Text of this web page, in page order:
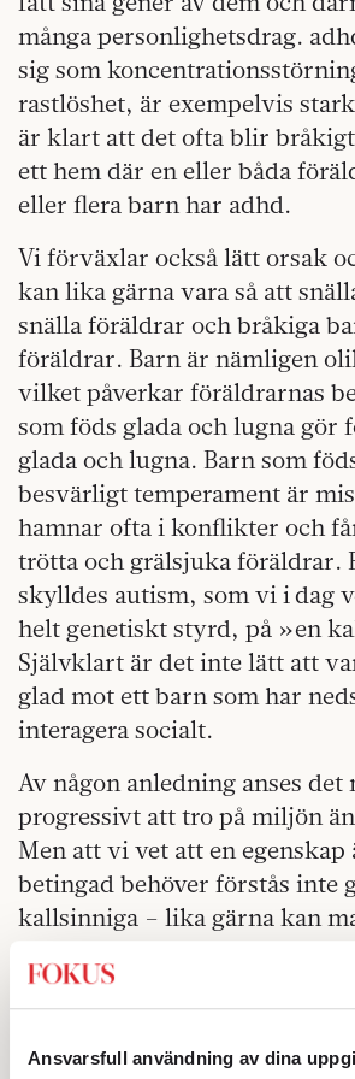
Ansvarsfull användning av dina
många personlighetsdrag.
sig som
rastlöshet, är exempelvis
är klart att det ofta blir
ett hem där en eller båda
eller flera barn har adhd.
Vi förväxlar också lätt orsak
kan lika gärna vara så att
snälla föräldrar och bråkiga
föräldrar. Barn är nämligen
vilket påverkar föräldrarnas
som föds glada och lugna gör
glada och lugna. Barn som
besvärligt temperament är
hamnar ofta i konflikter och
trötta och grälsjuka föräldrar.
skylldes autism, som vi i dag
helt genetiskt styrd, på »en
Självklart är det inte lätt att
glad mot ett barn som har
interagera socialt.
Av någon anledning anses det
progressivt att tro på miljön
Men att vi vet att en
betingad behöver förstås inte
kallsinniga – lika gärna kan
som haft otur i det genetiska
förtjänar att bli väl
möjlighet att utvecklas utifrån
förutsättningar.